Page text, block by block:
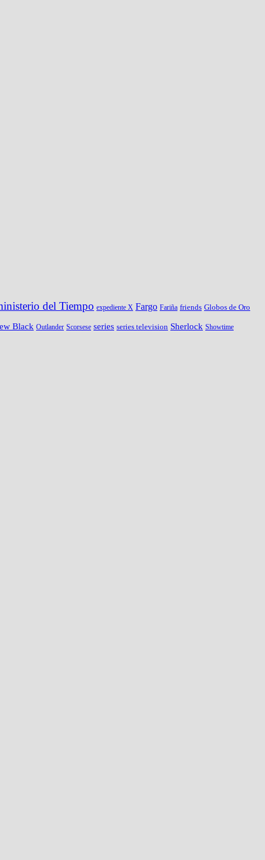
del Tiempo expediente X Fargo Fariña friends Globos de Oro
Black Outlander Scorsese series series television Sherlock Showtime